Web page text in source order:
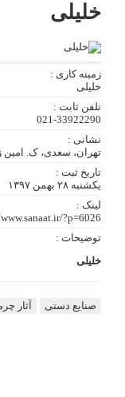
خلیلی
زمینه کاری :
خلیلی
تلفن ثابت :
021-33922290
نشانی :
تهران، سعدی، ک. امین
تاریخ ثبت :
یکشنبه ۲۸ بهمن ۱۳۹۷
لینک :
?p=6026
توضیحات :
خلیلی
صنایع دستی آثار